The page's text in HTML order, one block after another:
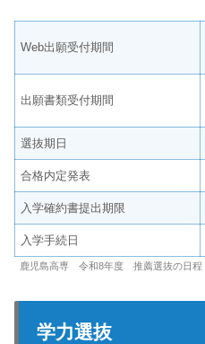
Web出願受付期間
出願書類受付期間
選抜期日
合格内定発表
入学確約書提出期限
入学手続日
鹿児島高専 令和8年度 推薦選抜の日程
学力選抜